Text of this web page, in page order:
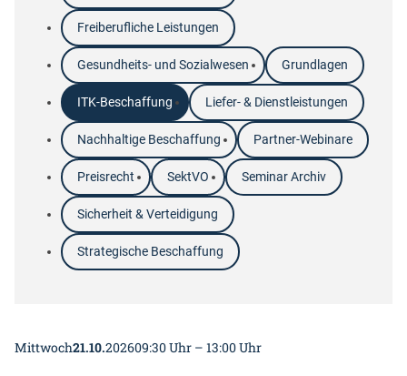
Freiberufliche Leistungen
Gesundheits- und Sozialwesen Grundlagen
ITK-Beschaffung Liefer- & Dienstleistungen
Nachhaltige Beschaffung Partner-Webinare
Preisrecht SektVO Seminar Archiv
Sicherheit & Verteidigung
Strategische Beschaffung
Mittwoch21.10.202609:30 Uhr – 13:00 Uhr